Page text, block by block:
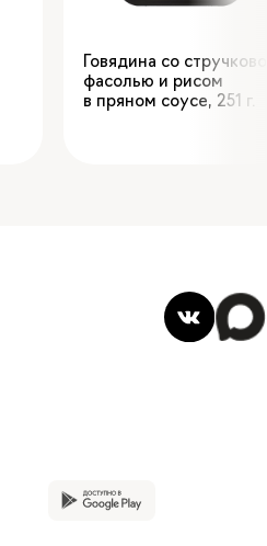
Говядина со стручковой
фасолью и рисом
в пряном соусе, 251